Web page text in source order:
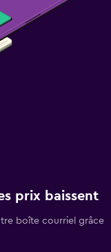
prix baissent
boîte courriel grâce